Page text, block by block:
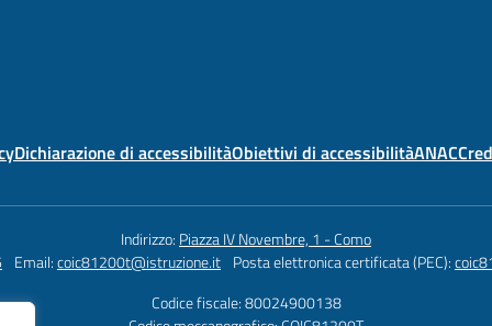
Dichiarazione di accessibilitàObiettivi di accessibilitàANAC
Indirizzo: Piazza IV Novembre, 1 - Como
Email:coic81200t@istruzione.it Posta elettronica certificata (PEC):
Codice fiscale: 80024900138